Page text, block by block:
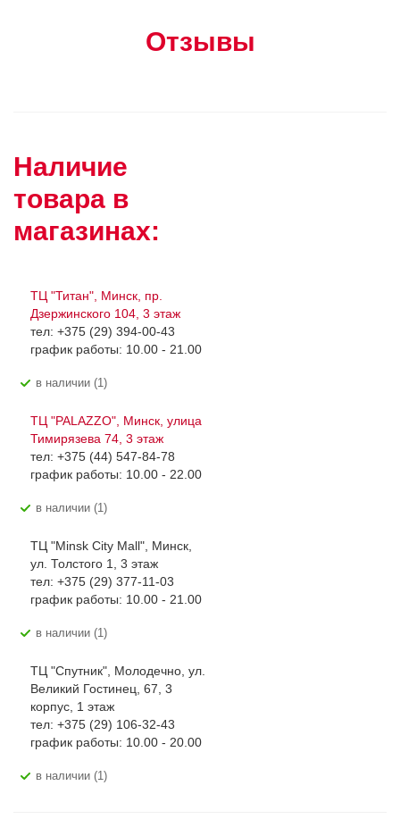
Отзывы
Наличие
товара в
магазинах:
ТЦ "Титан", Минск, пр.
Дзержинского 104, 3 этаж
тел: +375 (29) 394-00-43
график работы: 10.00 - 21.00
В наличии (1)
ТЦ "PALAZZO", Минск, улица
Тимирязева 74, 3 этаж
тел: +375 (44) 547-84-78
график работы: 10.00 - 22.00
В наличии (1)
ТЦ "Minsk City Mall", Минск,
ул. Толстого 1, 3 этаж
тел: +375 (29) 377-11-03
график работы: 10.00 - 21.00
В наличии (1)
ТЦ "Спутник", Молодечно, ул.
Великий Гостинец, 67, 3
корпус, 1 этаж
тел: +375 (29) 106-32-43
график работы: 10.00 - 20.00
В наличии (1)